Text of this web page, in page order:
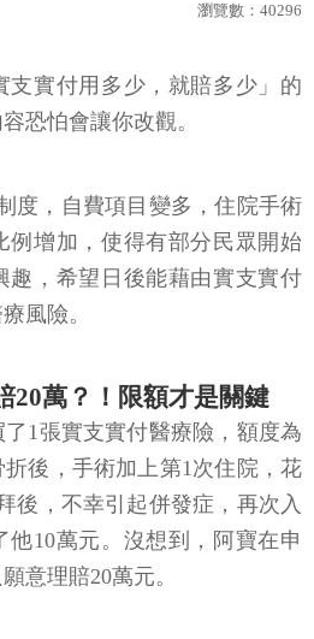
瀏覽數： 40296
支實付用多少，就賠多少」的
恐怕會讓你改觀。
度，自費項目變多，住院手術
例增加，使得有部分民眾開始
趣，希望日後能藉由實支實付
風險。
20萬？！限額才是關鍵
1張實支實付醫療險，額度為
後，手術加上第1次住院，花
後，不幸引起併發症，再次入
10萬元。沒想到，阿寶在申
意理賠20萬元。